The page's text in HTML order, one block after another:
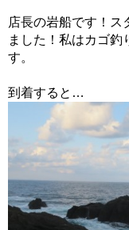
店長の岩船です！ス
ました！私はカゴ釣
す。
到着すると…